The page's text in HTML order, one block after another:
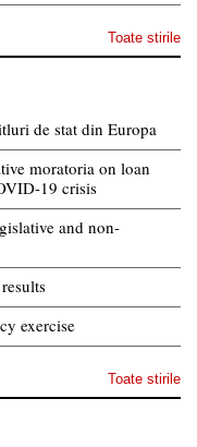
Toate stirile
de stat din Europa
moratoria on loan
19 crisis
and non-
exercise
Toate stirile